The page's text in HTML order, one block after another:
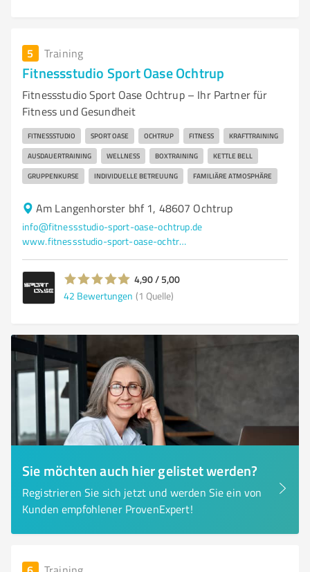
5 Training
Fitnessstudio Sport Oase Ochtrup
Fitnessstudio Sport Oase Ochtrup – Ihr Partner für
Fitness und Gesundheit
FITNESSSTUDIO SPORT OASE OCHTRUP FITNESS KRAFTTRAINING
AUSDAUERTRAINING WELLNESS BOXTRAINING KETTLE BELL
GRUPPENKURSE INDIVIDUELLE BETREUUNG FAMILIÄRE ATMOSPHÄRE
Am Langenhorster bhf 1, 48607 Ochtrup
info@fitnessstudio-sport-oase-ochtrup.de
www.fitnessstudio-sport-oase-ochtrup.de/
4,90 / 5,00
42 Bewertungen (1 Quelle)
Sie möchten auch hier gelistet werden?
Registrieren Sie sich jetzt und werden Sie ein von
Kunden empfohlener ProvenExpert!